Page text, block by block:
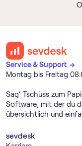
Service & Support →
Montag bis Freitag
Sag’ Tschüss zum
Software, mit der du
übersichtlich und
sevdesk